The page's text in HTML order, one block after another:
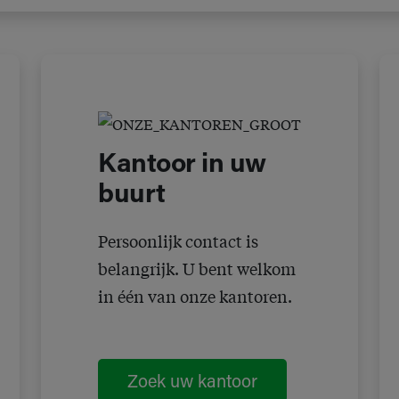
Kantoor in uw
buurt
Persoonlijk contact is
belangrijk. U bent welkom
in één van onze kantoren.
Zoek uw kantoor